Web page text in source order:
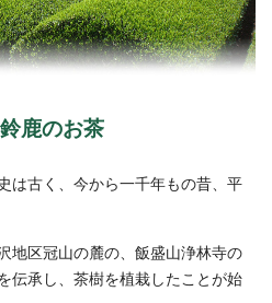
鹿のお茶
は古く、今から一千年もの昔、平
地区冠山の麓の、飯盛山浄林寺の
伝承し、茶樹を植栽したことが始